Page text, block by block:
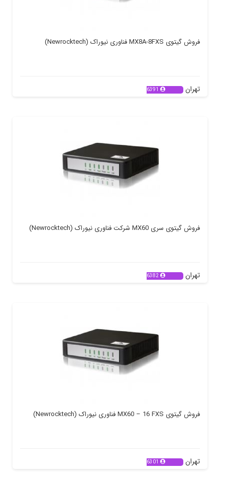
فروش گیتوی MX8A-8FXS فناوری نیوراک (Newrocktech)
تهران 6391
فروش گیتوی سری MX60 شرکت فناوری نیوراک (Newrocktech)
تهران 6382
فروش گیتوی MX60 – 16 FXS فناوری نیوراک (Newrocktech)
تهران 6301